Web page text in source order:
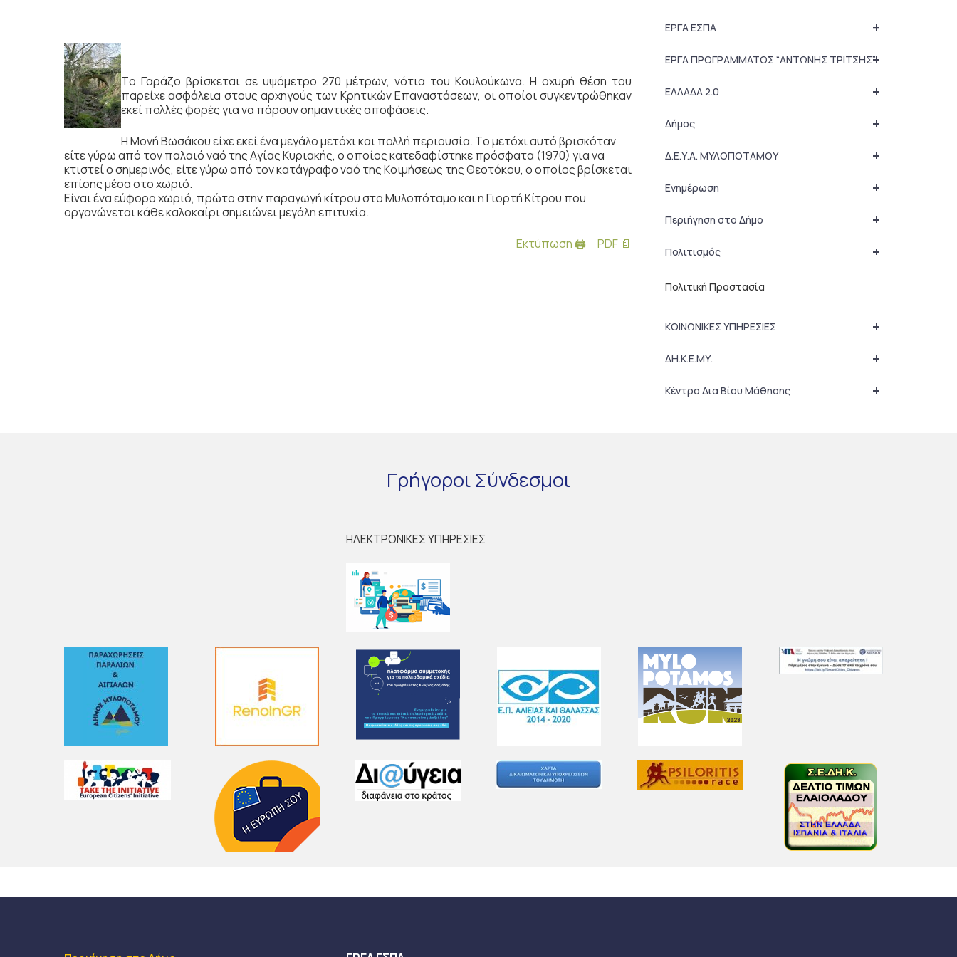
Tο Γαράζο βρίσκεται σε υψόμετρο 270 μέτρων, νότια του Kουλούκωνα. H οχυρή θέση του
παρείχε ασφάλεια στους αρχηγούς των Kρητικών Eπαναστάσεων, οι οποίοι συγκεντρώθηκαν
εκεί πολλές φορές για να πάρουν σημαντικές αποφάσεις.
H Mονή Bωσάκου είχε εκεί ένα μεγάλο μετόχι και πολλή περιουσία. Tο μετόχι αυτό βρισκόταν
είτε γύρω από τον παλαιό ναό της Aγίας Kυριακής, ο οποίος κατεδαφίστηκε πρόσφατα (1970) για να
κτιστεί ο σημερινός, είτε γύρω από τον κατάγραφο ναό της Kοιμήσεως της Θεοτόκου, ο οποίος βρίσκεται
επίσης μέσα στο χωριό.
Eίναι ένα εύφορο χωριό, πρώτο στην παραγωγή κίτρου στο Mυλοπόταμο και η Γιορτή Kίτρου που
οργανώνεται κάθε καλοκαίρι σημειώνει μεγάλη επιτυχία.
Εκτύπωση 🖨
PDF 📄
+
ΕΡΓΑ ΕΣΠΑ
+
ΕΡΓΑ ΠΡΟΓΡΑΜΜΑΤΟΣ “ΑΝΤΩΝΗΣ ΤΡΙΤΣΗΣ”
+
ΕΛΛΑΔΑ 2.0
+
Δήμος
+
Δ.Ε.Υ.Α. ΜΥΛΟΠΟΤΑΜΟΥ
+
Ενημέρωση
+
Περιήγηση στο Δήμο
+
Πολιτισμός
Πολιτική Προστασία
+
ΚΟΙΝΩΝΙΚΕΣ ΥΠΗΡΕΣΙΕΣ
+
ΔΗ.Κ.Ε.ΜΥ.
+
Κέντρο Δια Βίου Μάθησης
ΓρήγοροιΣύνδεσμοι
ΗΛΕΚΤΡΟΝΙΚΕΣ ΥΠΗΡΕΣΙΕΣ